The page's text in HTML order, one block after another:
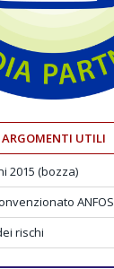
ARGOMENTI UTILI
2015 (bozza)
ANFOS
rischi